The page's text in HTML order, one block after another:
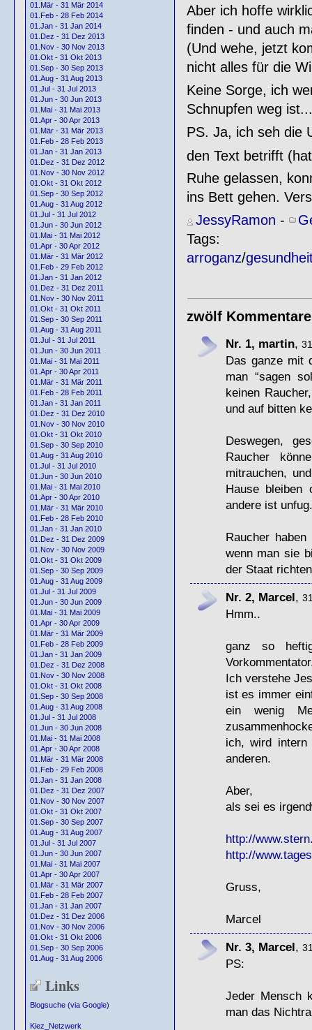
01.Mär - 31 Mär 2014
01.Feb - 28 Feb 2014
01.Jan - 31 Jan 2014
01.Dez - 31 Dez 2013
01.Nov - 30 Nov 2013
01.Okt - 31 Okt 2013
01.Sep - 30 Sep 2013
01.Aug - 31 Aug 2013
01.Jul - 31 Jul 2013
01.Jun - 30 Jun 2013
01.Mai - 31 Mai 2013
01.Apr - 30 Apr 2013
01.Mär - 31 Mär 2013
01.Feb - 28 Feb 2013
01.Jan - 31 Jan 2013
01.Dez - 31 Dez 2012
01.Nov - 30 Nov 2012
01.Okt - 31 Okt 2012
01.Sep - 30 Sep 2012
01.Aug - 31 Aug 2012
01.Jul - 31 Jul 2012
01.Jun - 30 Jun 2012
01.Mai - 31 Mai 2012
01.Apr - 30 Apr 2012
01.Mär - 31 Mär 2012
01.Feb - 29 Feb 2012
01.Jan - 31 Jan 2012
01.Dez - 31 Dez 2011
01.Nov - 30 Nov 2011
01.Okt - 31 Okt 2011
01.Sep - 30 Sep 2011
01.Aug - 31 Aug 2011
01.Jul - 31 Jul 2011
01.Jun - 30 Jun 2011
01.Mai - 31 Mai 2011
01.Apr - 30 Apr 2011
01.Mär - 31 Mär 2011
01.Feb - 28 Feb 2011
01.Jan - 31 Jan 2011
01.Dez - 31 Dez 2010
01.Nov - 30 Nov 2010
01.Okt - 31 Okt 2010
01.Sep - 30 Sep 2010
01.Aug - 31 Aug 2010
01.Jul - 31 Jul 2010
01.Jun - 30 Jun 2010
01.Mai - 31 Mai 2010
01.Apr - 30 Apr 2010
01.Mär - 31 Mär 2010
01.Feb - 28 Feb 2010
01.Jan - 31 Jan 2010
01.Dez - 31 Dez 2009
01.Nov - 30 Nov 2009
01.Okt - 31 Okt 2009
01.Sep - 30 Sep 2009
01.Aug - 31 Aug 2009
01.Jul - 31 Jul 2009
01.Jun - 30 Jun 2009
01.Mai - 31 Mai 2009
01.Apr - 30 Apr 2009
01.Mär - 31 Mär 2009
01.Feb - 28 Feb 2009
01.Jan - 31 Jan 2009
01.Dez - 31 Dez 2008
01.Nov - 30 Nov 2008
01.Okt - 31 Okt 2008
01.Sep - 30 Sep 2008
01.Aug - 31 Aug 2008
01.Jul - 31 Jul 2008
01.Jun - 30 Jun 2008
01.Mai - 31 Mai 2008
01.Apr - 30 Apr 2008
01.Mär - 31 Mär 2008
01.Feb - 29 Feb 2008
01.Jan - 31 Jan 2008
01.Dez - 31 Dez 2007
01.Nov - 30 Nov 2007
01.Okt - 31 Okt 2007
01.Sep - 30 Sep 2007
01.Aug - 31 Aug 2007
01.Jul - 31 Jul 2007
01.Jun - 30 Jun 2007
01.Mai - 31 Mai 2007
01.Apr - 30 Apr 2007
01.Mär - 31 Mär 2007
01.Feb - 28 Feb 2007
01.Jan - 31 Jan 2007
01.Dez - 31 Dez 2006
01.Nov - 30 Nov 2006
01.Okt - 31 Okt 2006
01.Sep - 30 Sep 2006
01.Aug - 31 Aug 2006
Links
Blogsuche (via Google)
Kiez_Netzwerk
Aber ich hoffe
finden - und auch
(Und wehe, jetzt
nicht alles für die
Keine Sorge, ich
Schnupfen weg ist...
PS. Ja, ich seh die
den Text betrifft
Ruhe gelassen,
ins Bett gehen.
JessyRamon -
Tags:
arroganz/
zwölf Kommentare
Nr. 1, martin,
Das ganze mit
man “sagen
keinen
und auf bitten
Deswegen,
Raucher
mitrauchen,
Hause bleiben
andere ist unfug.
Raucher
wenn man sie
der Staat
Nr. 2, Marcel,
Hmm..
ganz so
Ich verstehe
ist es immer
ein wenig
ich, wird
anderen.
Aber,
als sei es
http://
http://
Gruss,
Marcel
Nr. 3, Marcel,
PS:
Jeder Mensch
man das